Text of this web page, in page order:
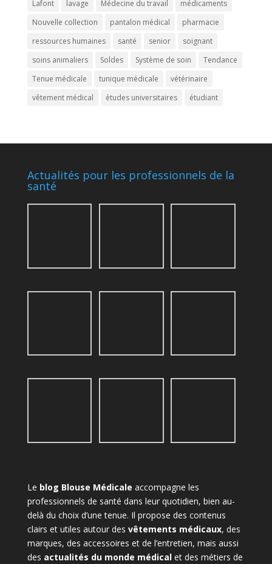
Lafont lavage Médecine du travail
médicaments
Nouvelle collection
pantalon médical
pharmacie
ressources humaines
santé senior
soignant
soins animaliers
Soldes Système de soin
Tendance
Tenue médicale
tunique médicale
vétérinaire
vêtement médical
études universitaires étudiant
Actualités pour les professionnels de la
santé
Le blog Blouse Médicale accompagne les
professionnels de santé dans leur quotidien, bien au-
delà du choix d’une tenue. Il propose des contenus
clairs et utiles autour des vêtements médicaux, des
marques, des accessoires et de l’entretien, mais aussi
des actualités du monde médicalet des métiers de